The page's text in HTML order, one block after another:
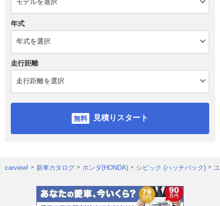
年式
走行距離
見積りスタート
carview! 新車カタログ ホンダ(HONDA) シビック (ハッチバック)